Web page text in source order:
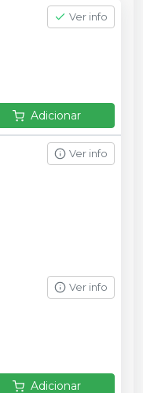
Ver info
Adicionar
Ver info
Ver info
Adicionar